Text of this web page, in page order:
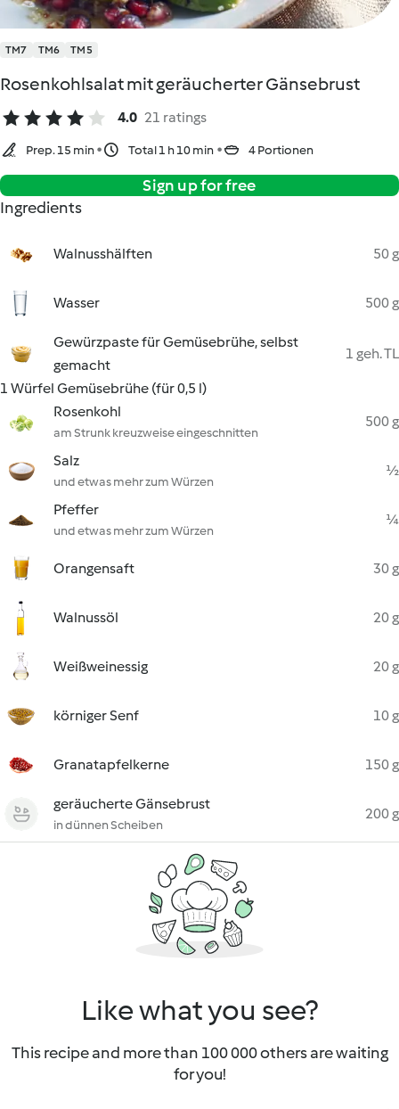
TM7 TM6 TM5
Rosenkohlsalat mit geräucherter Gänsebrust
4.0 21 ratings
Prep. 15 min Total 1 h 10 min 4 Portionen
Sign up for free
Ingredients
Walnusshälften 50 g
Wasser 500 g
Gewürzpaste für Gemüsebrühe, selbst
gemacht
1 geh. TL
1 Würfel Gemüsebrühe (für 0,5 l)
Rosenkohl
am Strunk kreuzweise eingeschnitten
500 g
Salz
und etwas mehr zum Würzen
½
Pfeffer
und etwas mehr zum Würzen
¼
Orangensaft 30 g
Walnussöl 20 g
Weißweinessig 20 g
körniger Senf 10 g
Granatapfelkerne 150 g
geräucherte Gänsebrust
in dünnen Scheiben
200 g
Like what you see?
This recipe and more than 100 000 others are waiting
for you!